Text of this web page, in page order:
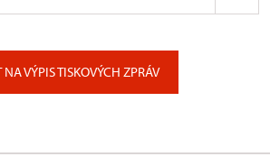
NA VÝPIS TISKOVÝCH ZPRÁV